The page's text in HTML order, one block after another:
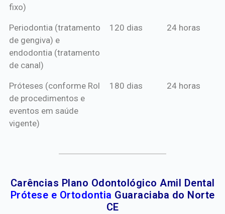
fixo)
Periodontia (tratamento
de gengiva) e
endodontia (tratamento
de canal)
120 dias 24 horas
Próteses (conforme Rol
de procedimentos e
eventos em saúde
vigente)
180 dias 24 horas
Carências Plano Odontológico Amil Dental
Prótese e Ortodontia Guaraciaba do Norte
CE